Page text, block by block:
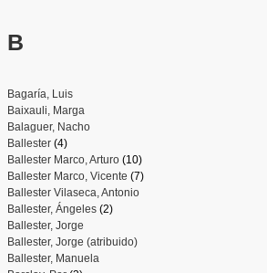
B
Bagaría, Luis
Baixauli, Marga
Balaguer, Nacho
Ballester(4)
Ballester Marco, Arturo(10)
Ballester Marco, Vicente (7)
Ballester Vilaseca, Antonio
Ballester, Ángeles(2)
Ballester, Jorge
Ballester, Jorge (atribuido)
Ballester, Manuela